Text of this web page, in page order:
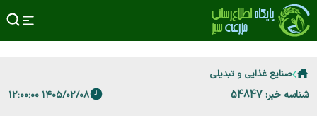
صنایع غذایی و تبدیلی
شناسه خبر: 54847 ۱۴۰۵/۰۲/۰۸ ۱۲:۰۰:۰۰